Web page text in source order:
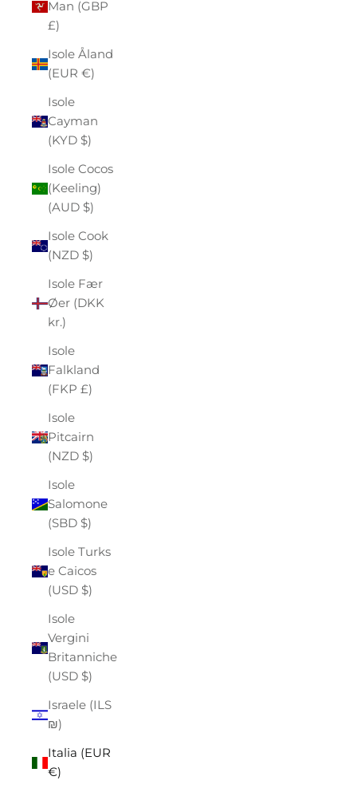
Man (GBP
£)
Isole Åland
(EUR €)
Isole
Cayman
(KYD $)
Isole Cocos
(Keeling)
(AUD $)
Isole Cook
(NZD $)
Isole Fær
Øer (DKK
kr.)
Isole
Falkland
(FKP £)
Isole
Pitcairn
(NZD $)
Isole
Salomone
(SBD $)
Isole Turks
e Caicos
(USD $)
Isole
Vergini
Britanniche
(USD $)
Israele (ILS
₪)
Italia (EUR
€)